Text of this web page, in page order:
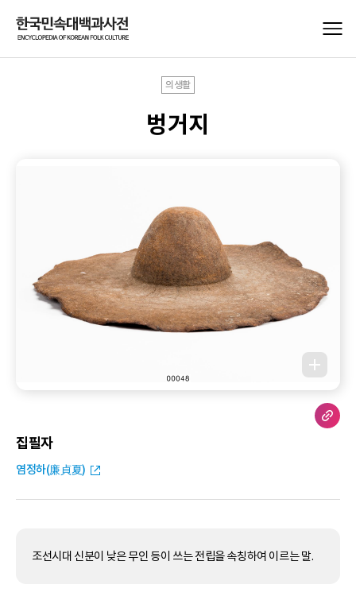
의생활
벙거지
집필자
염정하(廉貞夏)
조선시대 신분이 낮은 무인 등이 쓰는 전립을 속칭하여 이르는 말.